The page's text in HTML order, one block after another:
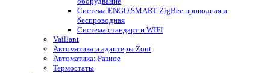
Система ENGO SMART ZigBee проводная и
беспроводная
Система стандарт и WIFI
Vaillant
Автоматика и адаптеры Zont
Автоматика: Разное
Термостаты